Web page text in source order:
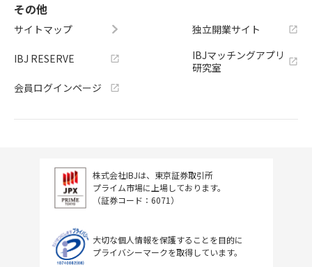
その他
サイトマップ
IBJ RESERVE
会員ログインページ
独立開業サイト
IBJマッチングアプリ
研究室
株式会社IBJは、東京証券取引所
プライム市場に上場しております。
（証券コード：6071）
大切な個人情報を保護することを目的に
プライバシーマークを取得しています。